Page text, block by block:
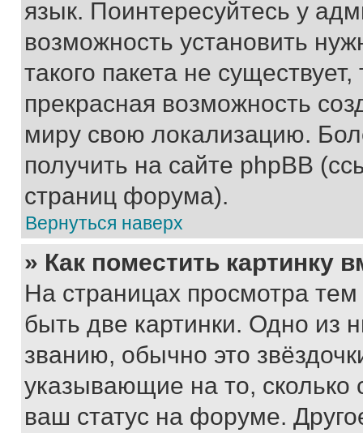
язык. Поинтересуйтесь у
возможность установить
такого пакета не
прекрасная возможность
миру свою локализацию.
получить на сайте phpBB
страниц форума).
Вернуться наверх
» Как поместить картинку
На страницах просмотра
быть две картинки. Одно из
званию, обычно это
указывающие на то,
ваш статус на форуме.